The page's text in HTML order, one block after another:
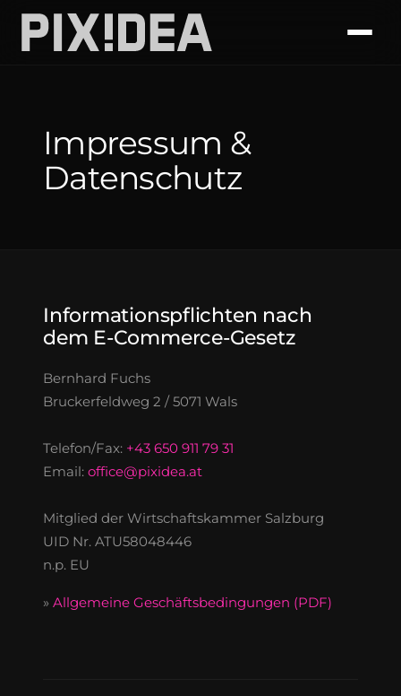
Impressum &
Datenschutz
Informationspflichten nach
dem E-Commerce-Gesetz
Bernhard Fuchs
Bruckerfeldweg 2 / 5071 Wals
Telefon/Fax: +43 650 911 79 31
Email: office@pixidea.at
Mitglied der Wirtschaftskammer Salzburg
UID Nr. ATU58048446
n.p. EU
» Allgemeine Geschäftsbedingungen (PDF)